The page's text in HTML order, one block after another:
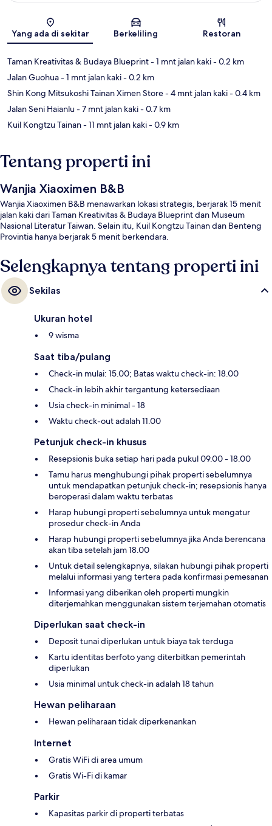
Peta
Yang ada di sekitar Berkeliling Restoran
Taman Kreativitas & Budaya Blueprint- 1 mnt jalan kaki- 0.2 km
Jalan Guohua- 1 mnt jalan kaki- 0.2 km
Shin Kong Mitsukoshi Tainan Ximen Store- 4 mnt jalan kaki- 0.4 km
Jalan Seni Haianlu- 7 mnt jalan kaki- 0.7 km
Kuil Kongtzu Tainan- 11 mnt jalan kaki- 0.9 km
Tentang properti ini
Wanjia Xiaoximen B&B
Wanjia Xiaoximen B&B menawarkan lokasi strategis, berjarak 15 menit
jalan kaki dari Taman Kreativitas & Budaya Blueprint dan Museum
Nasional Literatur Taiwan. Selain itu, Kuil Kongtzu Tainan dan Benteng
Provintia hanya berjarak 5 menit berkendara.
Selengkapnya tentang properti ini
Sekilas
Ukuran hotel
9 wisma
Saat tiba/pulang
Check-in mulai: 15.00; Batas waktu check-in: 18.00
Check-in lebih akhir tergantung ketersediaan
Usia check-in minimal - 18
Waktu check-out adalah 11.00
Petunjuk check-in khusus
Resepsionis buka setiap hari pada pukul 09.00 - 18.00
Tamu harus menghubungi pihak properti sebelumnya
untuk mendapatkan petunjuk check-in; resepsionis hanya
beroperasi dalam waktu terbatas
Harap hubungi properti sebelumnya untuk mengatur
prosedur check-in Anda
Harap hubungi properti sebelumnya jika Anda berencana
akan tiba setelah jam 18.00
Untuk detail selengkapnya, silakan hubungi pihak properti
melalui informasi yang tertera pada konfirmasi pemesanan
Informasi yang diberikan oleh properti mungkin
diterjemahkan menggunakan sistem terjemahan otomatis
Diperlukan saat check-in
Deposit tunai diperlukan untuk biaya tak terduga
Kartu identitas berfoto yang diterbitkan pemerintah
diperlukan
Usia minimal untuk check-in adalah 18 tahun
Hewan peliharaan
Hewan peliharaan tidak diperkenankan
Internet
Gratis WiFi di area umum
Gratis Wi-Fi di kamar
Parkir
Kapasitas parkir di properti terbatas